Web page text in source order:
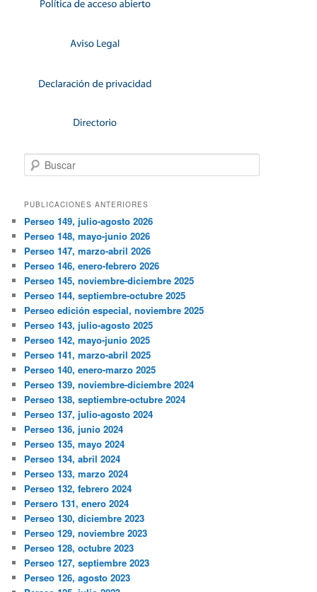
Buscar
PUBLICACIONES ANTERIORES
Perseo 149, julio-agosto 2026
Perseo 148, mayo-junio 2026
Perseo 147, marzo-abril 2026
Perseo 146, enero-febrero 2026
Perseo 145, noviembre-diciembre 2025
Perseo 144, septiembre-octubre 2025
Perseo edición especial, noviembre 2025
Perseo 143, julio-agosto 2025
Perseo 142, mayo-junio 2025
Perseo 141, marzo-abril 2025
Perseo 140, enero-marzo 2025
Perseo 139, noviembre-diciembre 2024
Perseo 138, septiembre-octubre 2024
Perseo 137, julio-agosto 2024
Perseo 136, junio 2024
Perseo 135, mayo 2024
Perseo 134, abril 2024
Perseo 133, marzo 2024
Perseo 132, febrero 2024
Persero 131, enero 2024
Perseo 130, diciembre 2023
Perseo 129, noviembre 2023
Perseo 128, octubre 2023
Perseo 127, septiembre 2023
Perseo 126, agosto 2023